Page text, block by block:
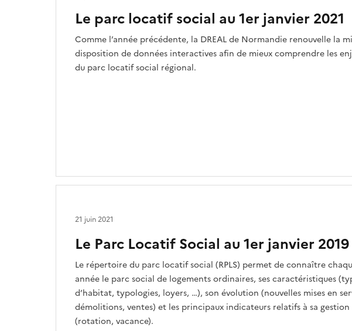
Le parc locatif social au 1er janvier 2021
Comme l’année précédente, la DREAL de Normandie renouvelle la
disposition de données interactives afin de mieux comprendre les
du parc locatif social régional.
Le Parc Locatif Social au 1er janvier 2019
Le répertoire du parc locatif social (RPLS) permet de connaître
année le parc social de logements ordinaires, ses caractéristiques
d’habitat, typologies, loyers, …), son évolution (nouvelles mises en
démolitions, ventes) et les principaux indicateurs relatifs à sa gestion
(rotation, vacance).
21 juin 2021